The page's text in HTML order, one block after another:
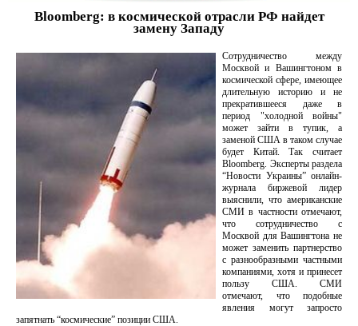
Bloomberg: в космической отрасли РФ найдет
замену Западу
Сотрудничество между
Москвой и Вашингтоном в
космической сфере, имеющее
длительную историю и не
прекратившееся даже в
период "холодной войны"
может зайти в тупик, а
заменой США в таком случае
будет Китай. Так считает
Bloomberg. Эксперты раздела
“Новости Украины” онлайн-
журнала биржевой лидер
выяснили, что американские
СМИ в частности отмечают,
что сотрудничество с
Москвой для Вашингтона не
может заменить партнерство
с разнообразными частными
компаниями, хотя и принесет
пользу США. СМИ
отмечают, что подобные
явления могут запросто
запятнать “космические” позиции США.